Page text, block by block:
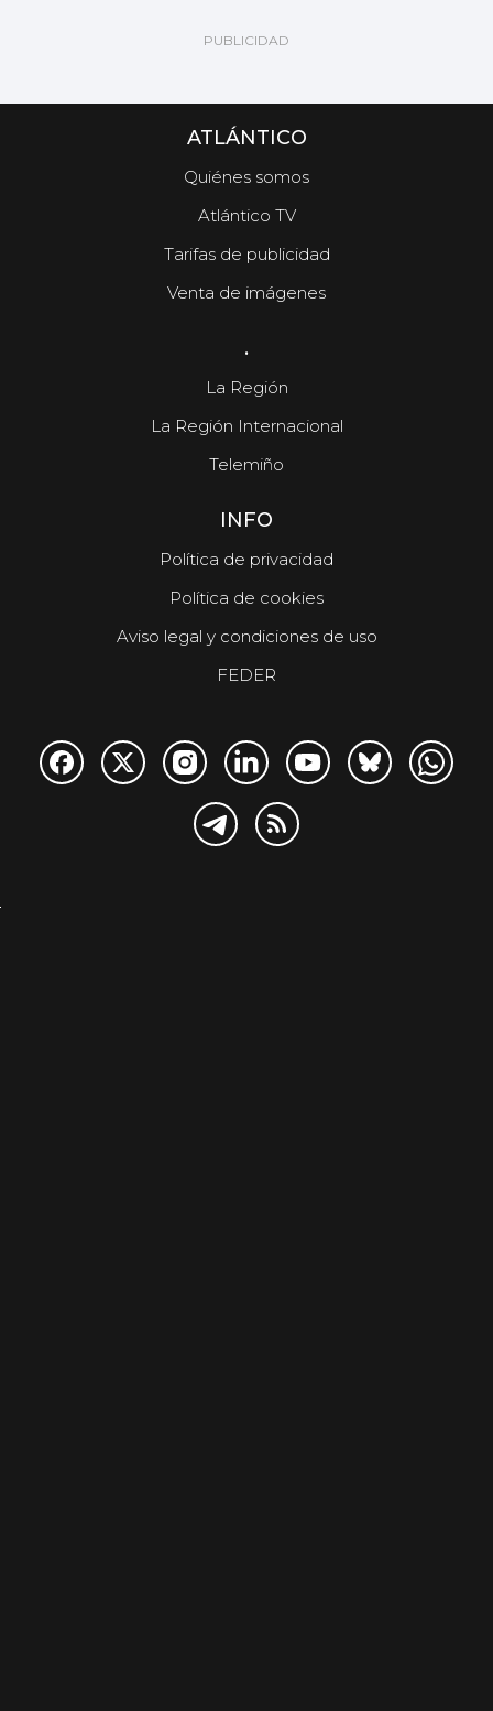
ATLÁNTICO
Quiénes somos
Atlántico TV
Tarifas de publicidad
Venta de imágenes
.
La Región
La Región Internacional
Telemiño
INFO
Política de privacidad
Política de cookies
Aviso legal y condiciones de uso
FEDER